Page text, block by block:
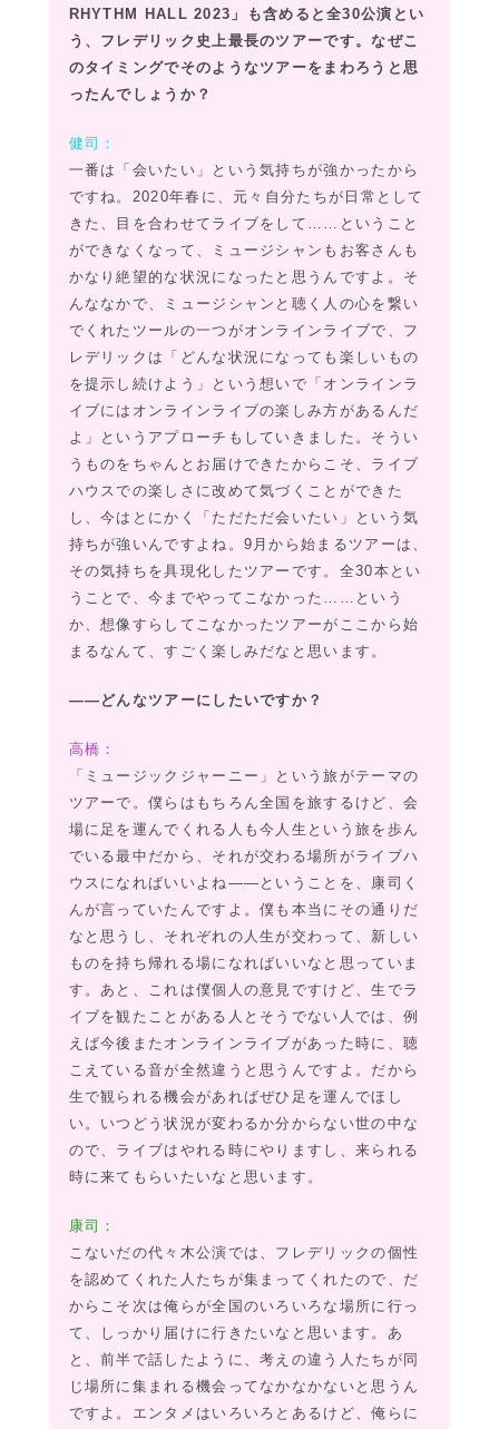
RHYTHM HALL 2023」も含めると全30公演とい
う、フレデリック史上最長のツアーです。なぜこ
のタイミングでそのようなツアーをまわろうと思
ったんでしょうか？
健司：
一番は「会いたい」という気持ちが強かったから
ですね。2020年春に、元々自分たちが日常として
きた、目を合わせてライブをして……ということ
ができなくなって、ミュージシャンもお客さんも
かなり絶望的な状況になったと思うんですよ。そ
んななかで、ミュージシャンと聴く人の心を繋い
でくれたツールの一つがオンラインライブで、フ
レデリックは「どんな状況になっても楽しいもの
を提示し続けよう」という想いで「オンラインラ
イブにはオンラインライブの楽しみ方があるんだ
よ」というアプローチもしていきました。そうい
うものをちゃんとお届けできたからこそ、ライブ
ハウスでの楽しさに改めて気づくことができた
し、今はとにかく「ただただ会いたい」という気
持ちが強いんですよね。9月から始まるツアーは、
その気持ちを具現化したツアーです。全30本とい
うことで、今までやってこなかった……という
か、想像すらしてこなかったツアーがここから始
まるなんて、すごく楽しみだなと思います。
――どんなツアーにしたいですか？
高橋：
「ミュージックジャーニー」という旅がテーマの
ツアーで。僕らはもちろん全国を旅するけど、会
場に足を運んでくれる人も今人生という旅を歩ん
でいる最中だから、それが交わる場所がライブハ
ウスになればいいよね――ということを、康司く
んが言っていたんですよ。僕も本当にその通りだ
なと思うし、それぞれの人生が交わって、新しい
ものを持ち帰れる場になればいいなと思っていま
す。あと、これは僕個人の意見ですけど、生でラ
イブを観たことがある人とそうでない人では、例
えば今後またオンラインライブがあった時に、聴
こえている音が全然違うと思うんですよ。だから
生で観られる機会があればぜひ足を運んでほし
い。いつどう状況が変わるか分からない世の中な
ので、ライブはやれる時にやりますし、来られる
時に来てもらいたいなと思います。
康司：
こないだの代々木公演では、フレデリックの個性
を認めてくれた人たちが集まってくれたので、だ
からこそ次は俺らが全国のいろいろな場所に行っ
て、しっかり届けに行きたいなと思います。あ
と、前半で話したように、考えの違う人たちが同
じ場所に集まれる機会ってなかなかないと思うん
ですよ。エンタメはいろいろとあるけど、俺らに